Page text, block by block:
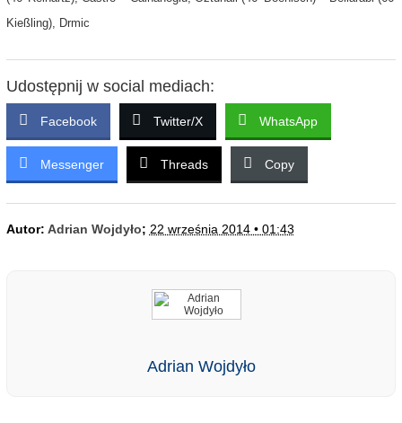
Kießling), Drmic
Udostępnij w social mediach:
Facebook Twitter/X WhatsApp
Messenger Threads Copy
Autor: Adrian Wojdyło; 22 września 2014 • 01:43
Adrian Wojdyło